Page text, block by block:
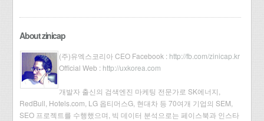
About zinicap
(주)유엑스코리아 CEO Facebook : http://fb.com/zinicap.kr
Official Web : http://uxkorea.com
개발자 출신의 검색엔진 마케팅 전문가로 SK에너지,
RedBull, Hotels.com, LG 옵티머스G, 현대차 등 70여개 기업의 SEM,
SEO 프로젝트를 수행했으며, 빅 데이터 분석으로는 페이스북과 인스타